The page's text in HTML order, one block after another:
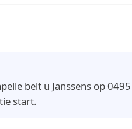
belt u Janssens op
start.